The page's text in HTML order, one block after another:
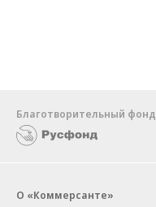
Благотворительный фонд
О «Коммерсанте»